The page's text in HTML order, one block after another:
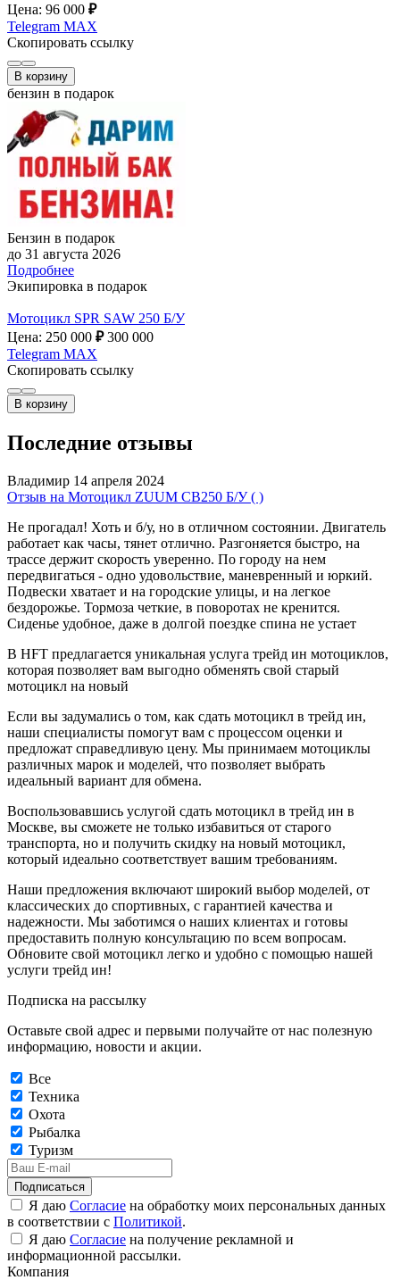
Цена: 96 000 ₽
Telegram MAX
Скопировать ссылку
В корзину
бензин в подарок
Бензин в подарок
до 31 августа 2026
Подробнее
Экипировка в подарок
Мотоцикл SPR SAW 250 Б/У
Цена: 250 000 ₽ 300 000
Telegram MAX
Скопировать ссылку
В корзину
Последние отзывы
Владимир 14 апреля 2024
Отзыв на Мотоцикл ZUUM CB250 Б/У ( )
Не прогадал! Хоть и б/у, но в отличном состоянии. Двигатель
работает как часы, тянет отлично. Разгоняется быстро, на
трассе держит скорость уверенно. По городу на нем
передвигаться - одно удовольствие, маневренный и юркий.
Подвески хватает и на городские улицы, и на легкое
бездорожье. Тормоза четкие, в поворотах не кренится.
Сиденье удобное, даже в долгой поездке спина не устает
В HFT предлагается уникальная услуга трейд ин мотоциклов,
которая позволяет вам выгодно обменять свой старый
мотоцикл на новый
Если вы задумались о том, как сдать мотоцикл в трейд ин,
наши специалисты помогут вам с процессом оценки и
предложат справедливую цену. Мы принимаем мотоциклы
различных марок и моделей, что позволяет выбрать
идеальный вариант для обмена.
Воспользовавшись услугой сдать мотоцикл в трейд ин в
Москве, вы сможете не только избавиться от старого
транспорта, но и получить скидку на новый мотоцикл,
который идеально соответствует вашим требованиям.
Наши предложения включают широкий выбор моделей, от
классических до спортивных, с гарантией качества и
надежности. Мы заботимся о наших клиентах и готовы
предоставить полную консультацию по всем вопросам.
Обновите свой мотоцикл легко и удобно с помощью нашей
услуги трейд ин!
Подписка на рассылку
Оставьте свой адрес и первыми получайте от нас полезную
информацию, новости и акции.
Все
Техника
Охота
Рыбалка
Туризм
Подписаться
Я даю Согласие на обработку моих персональных данных
в соответствии с Политикой.
Я даю Согласие на получение рекламной и
информационной рассылки.
Компания